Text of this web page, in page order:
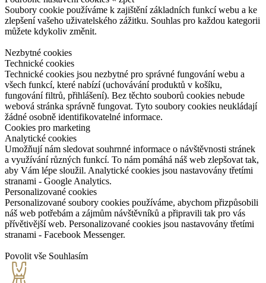
Soubory cookie používáme k zajištění základních funkcí webu a ke
zlepšení vašeho uživatelského zážitku. Souhlas pro každou kategorii
můžete kdykoliv změnit.
Nezbytné cookies
Technické cookies
Technické cookies jsou nezbytné pro správné fungování webu a
všech funkcí, které nabízí (uchovávání produktů v košíku,
fungování filtrů, přihlášení). Bez těchto souborů cookies nebude
webová stránka správně fungovat. Tyto soubory cookies neukládají
žádné osobně identifikovatelné informace.
Cookies pro marketing
Analytické cookies
Umožňují nám sledovat souhrnné informace o návštěvnosti stránek
a využívání různých funkcí. To nám pomáhá náš web zlepšovat tak,
aby Vám lépe sloužil. Analytické cookies jsou nastavovány třetími
stranami - Google Analytics.
Personalizované cookies
Personalizované soubory cookies používáme, abychom přizpůsobili
náš web potřebám a zájmům návštěvníků a připravili tak pro vás
přívětivější web. Personalizované cookies jsou nastavovány třetími
stranami - Facebook Messenger.
Povolit vše Souhlasím